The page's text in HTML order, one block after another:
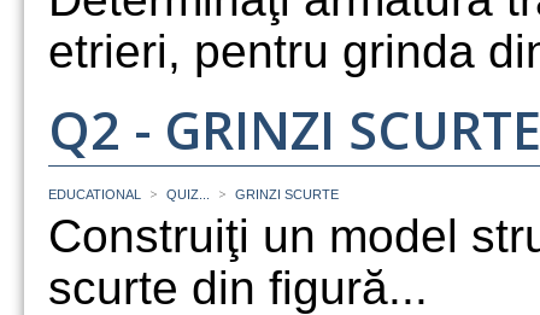
etrieri, pentru grinda
Q2 - GRINZI
EDUCATIONAL > QUIZ... > GRINZI SCURTE
Construiţi un model
scurte din figură...